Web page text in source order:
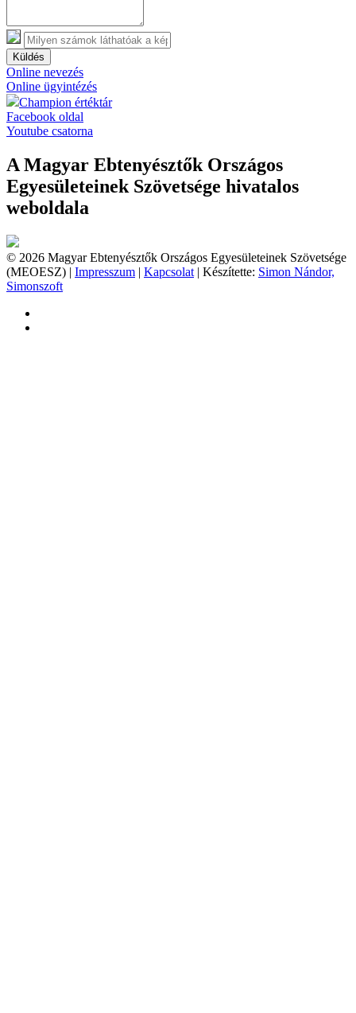
Küldés
Online nevezés
Online ügyintézés
Champion értéktár
Facebook oldal
Youtube csatorna
A Magyar Ebtenyésztők Országos
Egyesületeinek Szövetsége hivatalos
weboldala
© 2026 Magyar Ebtenyésztők Országos Egyesületeinek Szövetsége
(MEOESZ) | Impresszum | Kapcsolat | Készítette: Simon Nándor,
Simonszoft